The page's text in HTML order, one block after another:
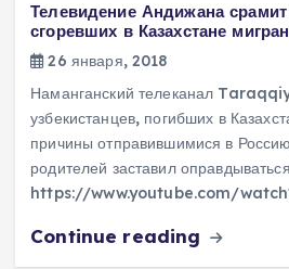
Телевидение Андижана срамит
сгоревших в Казахстане
26 января, 2018
Наманганский телеканал
узбекистанцев, погибших в
причины отправившимися в
родителей заставил
https://www.youtube.com/
Continue reading